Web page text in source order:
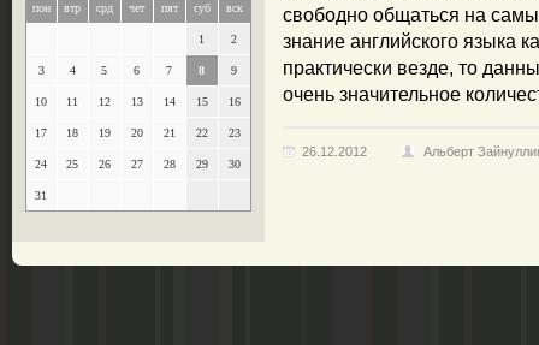
пон втр срд чет пят суб вск
1 2
3 4 5 6 7 8 9
10 11 12 13 14 15 16
17 18 19 20 21 22 23
24 25 26 27 28 29 30
31
свободно общаться на
знание английского языка
практически везде, то
очень значительное
26.12.2012 Альберт